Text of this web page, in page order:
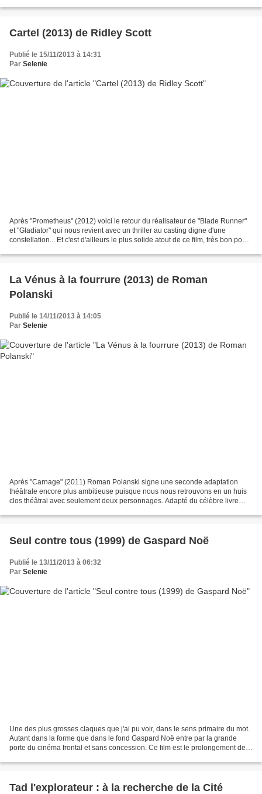
Cartel (2013) de Ridley Scott
Publié le 15/11/2013 à 14:31
Par Selenie
Après "Prometheus" (2012) voici le retour du réalisateur de "Blade Runner"
et "Gladiator" qui nous revient avec un thriller au casting digne d'une
constellation... Et c'est d'ailleurs le plus solide atout de ce film, très bon pour
La Vénus à la fourrure (2013) de Roman
Polanski
Publié le 14/11/2013 à 14:05
Par Selenie
Après "Carnage" (2011) Roman Polanski signe une seconde adaptation
théâtrale encore plus ambitieuse puisque nous nous retrouvons en un huis
clos théâtral avec seulement deux personnages. Adapté du célèbre livre
Seul contre tous (1999) de Gaspard Noë
Publié le 13/11/2013 à 06:32
Par Selenie
Une des plus grosses claques que j'ai pu voir, dans le sens primaire du mot.
Autant dans la forme que dans le fond Gaspard Noë entre par la grande
porte du cinéma frontal et sans concession. Ce film est le prolongement de
Tad l'explorateur : à la recherche de la Cité